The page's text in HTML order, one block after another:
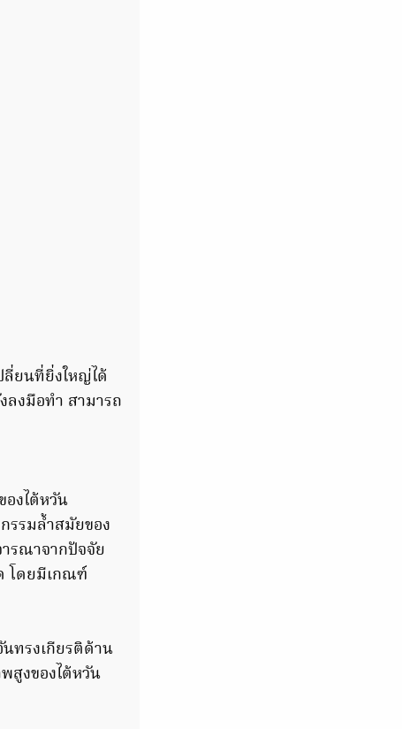
ลี่ยนที่ยิ่งใหญ่ได้
ลงมือทำ สามารถ
งไต้หวัน
รรมล้ำสมัยของ
รณาจากปัจจัย
โดยมีเกณฑ์
ทรงเกียรติด้าน
งของไต้หวัน